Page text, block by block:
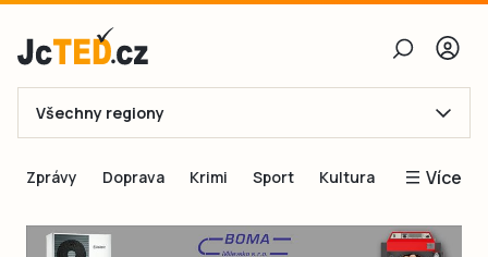
E-mail
Všechny regiony
Zprávy Doprava Krimi Sport Kultura Více
Blogy